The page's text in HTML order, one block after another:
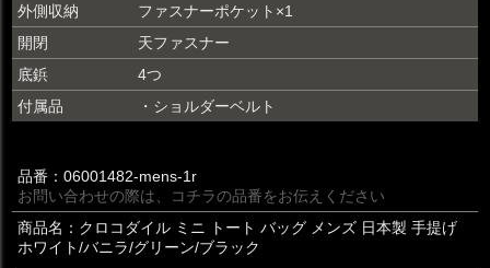
外側収納
ファスナーポケット×1
開閉
天ファスナー
底鋲
4つ
付属品
・ショルダーベルト
品番：06001482-mens-1r
お問い合わせの際は、コチラの品番をお伝えください
商品名：クロコダイル ミニ トート バッグ メンズ 日本製 手提げ
ホワイト/バニラ/グリーン/ブラック